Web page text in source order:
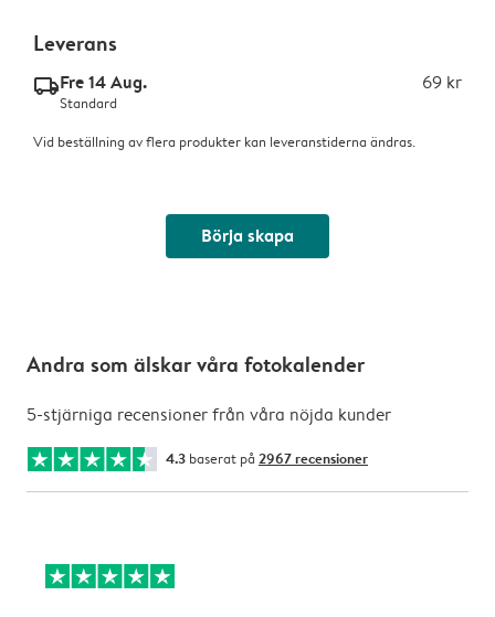
Leverans
delivery_standard_v2Fre 14 Aug. 69 kr
Standard
Vid beställning av flera produkter kan leveranstiderna ändras.
Börja skapa
Andra som älskar våra fotokalender
5-stjärniga recensioner från våra nöjda kunder
4.3 baserat på 2967 recensioner